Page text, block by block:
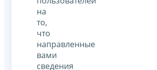
на
то,
что
направленные
вами
сведения